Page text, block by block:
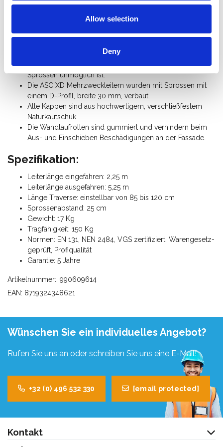
Allow selection
Deny
den angenhmen Nebeneffekt hat, dass kein
Aluminiumabrieb auf der Leiter zurückbleibt.
Alle Sprossen sind doppelt gebördelt und werden im
Holm gesperrt, so dass ein Verkanten oder verdrehen der
Sprossen unmöglich ist.
Die ASC XD Mehrzweckleitern wurden mit Sprossen mit
einem D-Profil, breite 30 mm, verbaut.
Alle Kappen sind aus hochwertigem, verschließfestem
Naturkautschuk.
Die Wandlaufrollen sind gummiert und verhindern beim
Aus- und Einschieben Beschädigungen an der Fassade.
Spezifikation:
Leiterlänge eingefahren: 2,25 m
Leiterlänge ausgefahren: 5,25 m
Länge Traverse: einstellbar von 85 bis 120 cm
Sprossenabstand: 25 cm
Gewicht: 17 Kg
Tragfähigkeit: 150 Kg
Normen: EN 131, NEN 2484, VGS zertifiziert, Warengesetz-
geprüft, Profiqualität
Garantie: 5 Jahre
Artikelnummer:: 990609614
EAN: 8719324348621
Wünschen Sie ein individuelles Angebot?
Rufen Sie uns an oder schreiben Sie uns eine E-Mail!
+32 (0) 496 532 330 [email protected]
Kontakt